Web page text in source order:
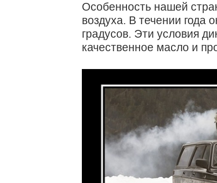
Особенность нашей
воздуха. В течении года
градусов. Эти условия
качественное масло и